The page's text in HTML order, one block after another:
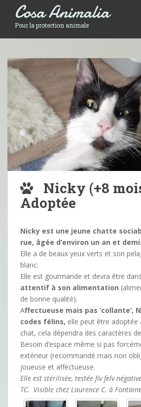
Cosa Animalia
Pour la protection animale
Nicky (+8
Adoptée
Nicky est une jeune chatte
rue, âgée d’environ un an et demi.
Elle a de beaux yeux verts et son
blanc.
Elle est gourmande et devra être dans
attentif à son alimentation
de bonne qualité).
Affectueuse mais pas ‘collante’,
codes félins, elle peut être adoptée
chat, cela dépendra des caractères
Besoin d’espace même si pas
extérieur (recommandé mais non
joueuse et affectueuse.
Elle est stérilisée, testée fiv felv
TC. Visible chez Laurence C. à